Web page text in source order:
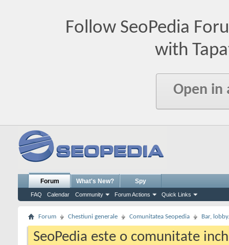
Follow SeoPedia
with
Open in
Forum
FAQ Calendar Community Forum Actions Quick Links
What's New? Spy
Forum Chestiuni generale Comunitatea Seopedia Bar,
SeoPedia este o comunitate